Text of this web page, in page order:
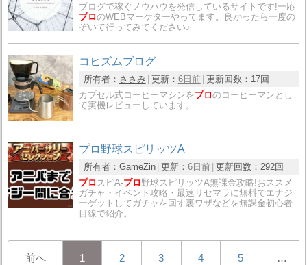
ブログで稼ぐノウハウを発信しているサイトです!一応
プロのWEBマーケターやってます。良かったら一度の
ぞいて行ってみてください♪
コヒズムブログ
所有者： ささみ 更新： 6日前 更新回数： 17回
カプセル式コーヒーマシンをプロのコーヒーマンとし
て実機レビューしています。
プロ野球スピリッツA
所有者： GameZin 更新： 6日前 更新回数： 292回
プロ スピA-プロ 野球スピリッツA無課金攻略!おススメ
ガチャ・イベント攻略・最速リセマラに無料でエナジ
ーゲットしてガチャを回す裏ワザなどを無課金初心者
目線で紹介。
前へ 1 2 3 4 5 …